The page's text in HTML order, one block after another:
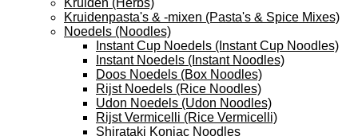
Kruiden (Herbs)
Kruidenpasta's & -mixen (Pasta's & Spice Mixes)
Noedels (Noodles)
Instant Cup Noedels (Instant Cup Noodles)
Instant Noedels (Instant Noodles)
Doos Noedels (Box Noodles)
Rijst Noedels (Rice Noodles)
Udon Noedels (Udon Noodles)
Rijst Vermicelli (Rice Vermicelli)
Shirataki Konjac Noodles